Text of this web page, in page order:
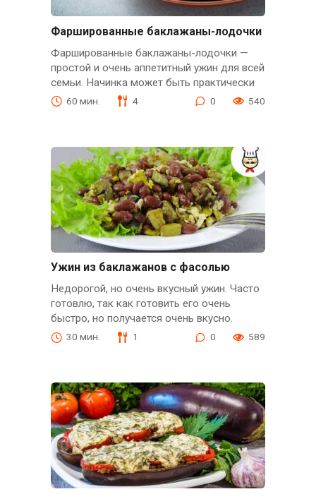
Фаршированные баклажаны-лодочки
Фаршированные баклажаны-лодочки —
простой и очень аппетитный ужин для всей
семьи. Начинка может быть практически
60 мин. 4 0 540
Ужин из баклажанов с фасолью
Недорогой, но очень вкусный ужин. Часто
готовлю, так как готовить его очень
быстро, но получается очень вкусно.
30 мин. 1 0 589